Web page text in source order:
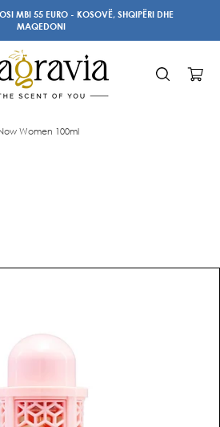
MBI 55 EURO - KOSOVË, SHQIPËRI DHE
MAQEDONI
Karrocë
Women 100ml